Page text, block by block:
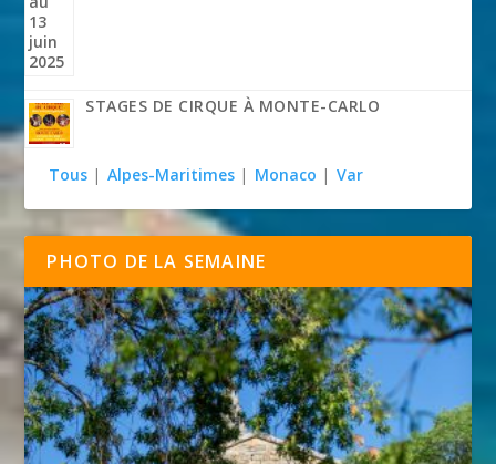
STAGES DE CIRQUE À MONTE-CARLO
Tous | Alpes-Maritimes | Monaco | Var
PHOTO DE LA SEMAINE